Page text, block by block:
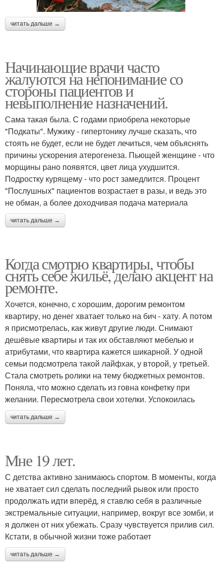
читать дальше →
Начинающие врачи часто
жалуются на непонимание со
стороны пациентов и
невыполнение назначений.
Сама такая была. С годами приобрела некоторые
"Подкаты". Мужику - гипертонику лучше сказать, что
стоять не будет, если не будет лечиться, чем объяснять
причины ускорения атерогенеза. Пьющей женщине - что
морщины рано появятся, цвет лица ухудшится.
Подростку курящему - что рост замедлится. Процент
"Послушных" пациентов возрастает в разы, и ведь это
не обман, а более доходчивая подача материала
читать дальше →
Когда смотрю квартиры, чтобы
снять себе жильё, делаю акцент на
ремонте.
Хочется, конечно, с хорошим, дорогим ремонтом
квартиру, но денег хватает только на бич - хату. А потом
я присмотрелась, как живут другие люди. Снимают
дешёвые квартиры и так их обставляют мебелью и
атрибутами, что квартира кажется шикарной. У одной
семьи подсмотрела такой лайфхак, у второй, у третьей.
Стала смотреть ролики на тему бюджетных ремонтов.
Поняла, что можно сделать из говна конфетку при
желании. Пересмотрела свои хотелки. Успокоилась
читать дальше →
Мне 19 лет.
С детства активно занимаюсь спортом. В моменты, когда
не хватает сил сделать последний рывок или просто
продолжать идти вперёд, я ставлю себя в различные
экстремальные ситуации, например, вокруг все зомби, и
я должен от них убежать. Сразу чувствуется прилив сил.
Кстати, в обычной жизни тоже работает
читать дальше →